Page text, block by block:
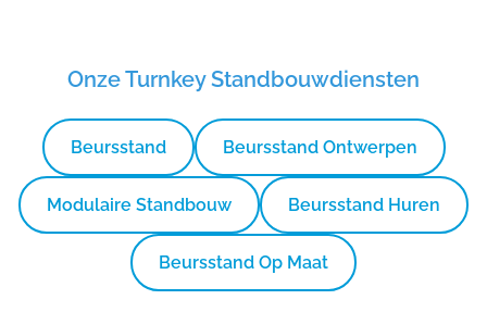
Onze Turnkey Standbouwdiensten
Beursstand Beursstand Ontwerpen
Modulaire Standbouw Beursstand Huren
Beursstand Op Maat